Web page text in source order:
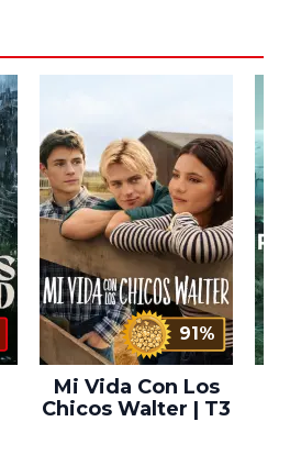
91%
Mi Vida Con Los
Chicos Walter | T3